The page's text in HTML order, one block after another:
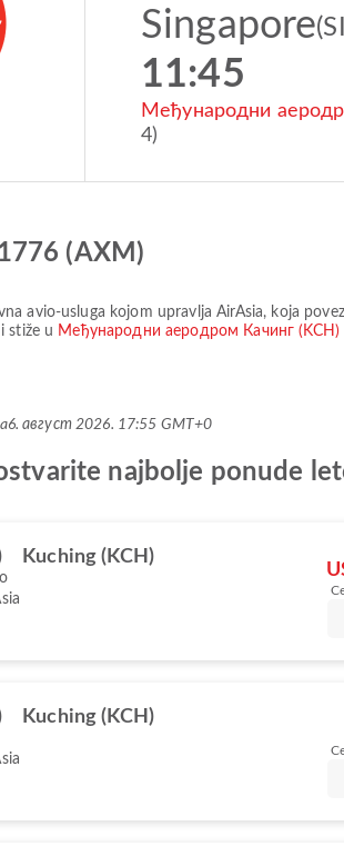
Singapore
11:45
Међународни
4)
(AXM)
avio-usluga kojom upravljaAirAsia, koja
i stiže u Међународни аеродром Качинг (KCH)
6. август 2026. 17:55 GMT+0
najbolje ponude
Kuching (KCH)
Kuching (KCH)